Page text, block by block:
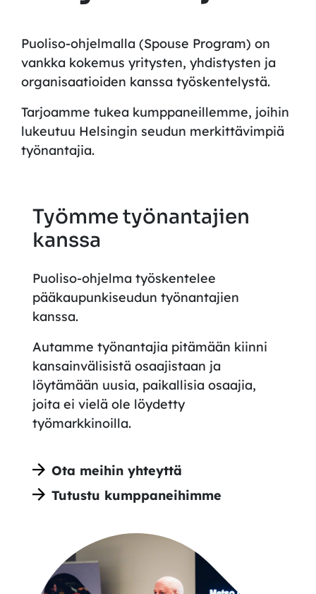
Puoliso-ohjelmalla (Spouse Program) on
vankka kokemus yritysten, yhdistysten ja
organisaatioiden kanssa työskentelystä.
Tarjoamme tukea kumppaneillemme, joihin
lukeutuu Helsingin seudun merkittävimpiä
työnantajia.
Työmme työnantajien
kanssa
Puoliso-ohjelma työskentelee
pääkaupunkiseudun työnantajien
kanssa.
Autamme työnantajia pitämään kiinni
kansainvälisistä osaajistaan ja
löytämään uusia, paikallisia osaajia,
joita ei vielä ole löydetty
työmarkkinoilla.
Ota meihin yhteyttä
Tutustu kumppaneihimme